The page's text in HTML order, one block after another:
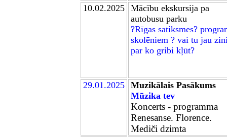
10.02.2025 Mācību ekskursija pa
autobusu parku
?Rīgas satiksmes?
skolēniem ? vai tu jau
par ko gribi kļūt?
29.01.2025 Muzikālais Pasākums
Mūzika tev
Koncerts - programma
Renesanse. Florence.
Mediči dzimta